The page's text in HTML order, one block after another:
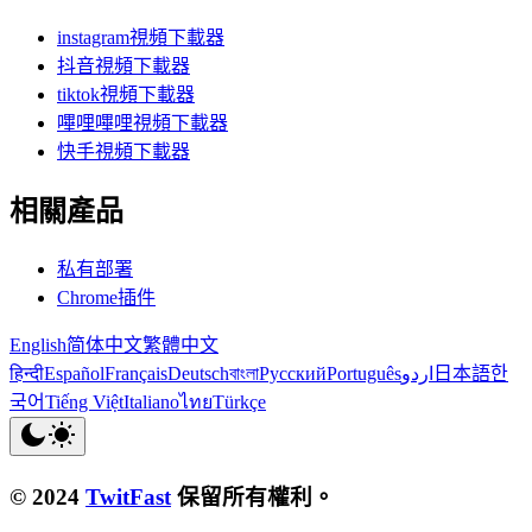
instagram視頻下載器
抖音視頻下載器
tiktok視頻下載器
嗶哩嗶哩視頻下載器
快手視頻下載器
相關產品
私有部署
Chrome插件
English简体中文繁體中文
हिन्दीEspañolFrançaisDeutschবাংলাРусскийPortuguêsاردو 日本語한
국어Tiếng ViệtItalianoไทยTürkçe
© 2024 TwitFast 保留所有權利。